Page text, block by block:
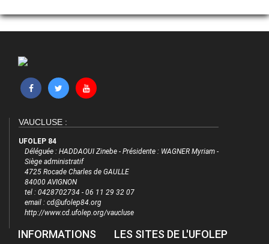
VAUCLUSE :
UFOLEP 84
Déléguée : HADDAOUI Zinebe - Présidente : WAGNER Myriam -
Siège administratif
4725 Rocade Charles de GAULLE
84000 AVIGNON
tel : 0428702734 - 06 11 29 32 07
email : cd@ufolep84.org
http://www.cd.ufolep.org/vaucluse
INFORMATIONS LES SITES DE L'UFOLEP